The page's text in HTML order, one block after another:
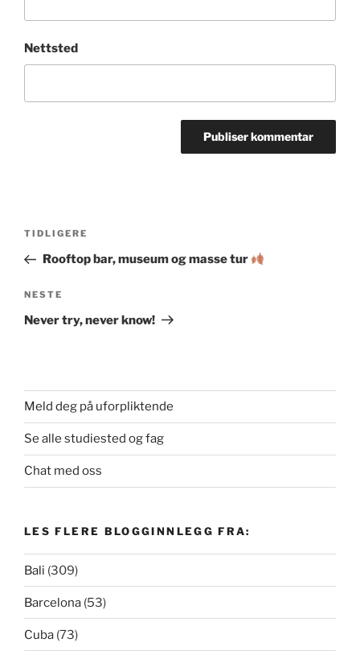
Nettsted
Innleggsnavigasjon
Forrige
innlegg
TIDLIGERE
Rooftop bar, museum og masse tur
Neste
innlegg
NESTE
Never try, never know!
Meld deg på uforpliktende
Se alle studiested og fag
Chat med oss
LES FLERE BLOGGINNLEGG FRA:
Bali (309)
Barcelona (53)
Cuba (73)